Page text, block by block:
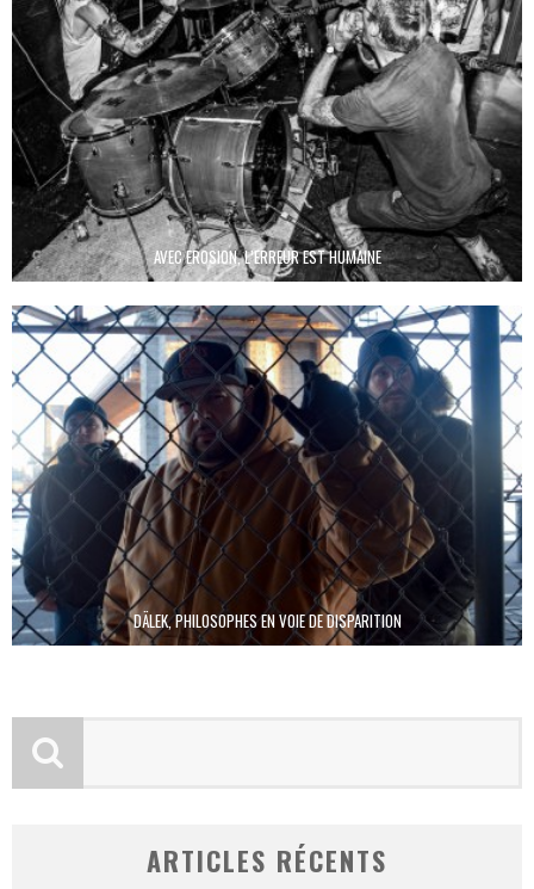
AVEC EROSION, L’ERREUR EST HUMAINE
DÄLEK, PHILOSOPHES EN VOIE DE DISPARITION
ARTICLES RÉCENTS